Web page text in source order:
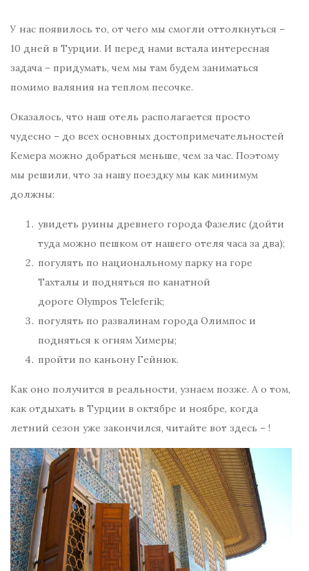
У нас появилось то, от чего мы смогли оттолкнуться –
10 дней в Турции. И перед нами встала интересная
задача – придумать, чем мы там будем заниматься
помимо валяния на теплом песочке.
Оказалось, что наш отель располагается просто
чудесно – до всех основных достопримечательностей
Кемера можно добраться меньше, чем за час. Поэтому
мы решили, что за нашу поездку мы как минимум
должны:
увидеть руины древнего города Фазелис (дойти
туда можно пешком от нашего отеля часа за два);
погулять по национальному парку на горе
Тахталы и подняться по канатной
дороге Olympos Teleferik;
погулять по развалинам города Олимпос и
подняться к огням Химеры;
пройти по каньону Гейнюк.
Как оно получится в реальности, узнаем позже. А о том,
как отдыхать в Турции в октябре и ноябре, когда
летний сезон уже закончился, читайте вот здесь – !